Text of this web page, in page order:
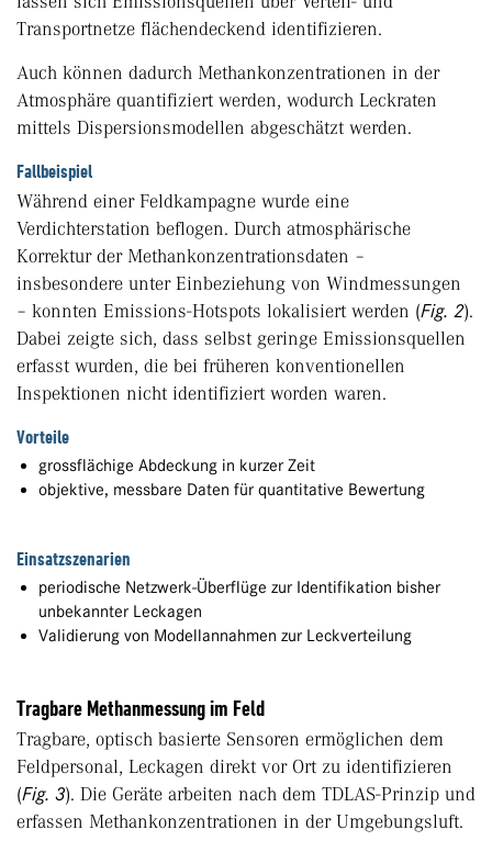
Transportnetze flächendeckend identifizieren.
Auch können dadurch Methankonzentrationen in der
Atmosphäre quantifiziert werden, wodurch Leckraten
mittels Dispersionsmodellen abgeschätzt werden.
Fallbeispiel
Während einer Feldkampagne wurde eine
Verdichterstation beflogen. Durch atmosphärische
Korrektur der Methankonzentrationsdaten –
insbesondere unter Einbeziehung von Windmessungen
– konnten Emissions-Hotspots lokalisiert werden (Fig. 2).
Dabei zeigte sich, dass selbst geringe Emissionsquellen
erfasst wurden, die bei früheren konventionellen
Inspektionen nicht identifiziert worden waren.
Vorteile
grossflächige Abdeckung in kurzer Zeit
objektive, messbare Daten für quantitative Bewertung
Einsatzszenarien
periodische Netzwerk-Überflüge zur Identifikation bisher
unbekannter Leckagen
Validierung von Modellannahmen zur Leckverteilung
Tragbare Methanmessung im Feld
Tragbare, optisch basierte Sensoren ermöglichen dem
Feldpersonal, Leckagen direkt vor Ort zu identifizieren
(Fig. 3). Die Geräte arbeiten nach dem TDLAS-Prinzip und
erfassen Methankonzentrationen in der Umgebungsluft.